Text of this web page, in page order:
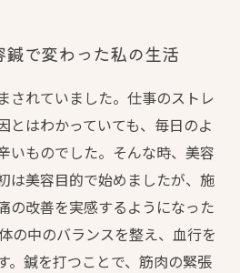
で変わった私の生活
されていました。仕事のストレ
とはわかっていても、毎日のよ
いものでした。そんな時、美容
は美容目的で始めましたが、施
の改善を実感するようになった
の中のバランスを整え、血行を
。鍼を打つことで、筋肉の緊張